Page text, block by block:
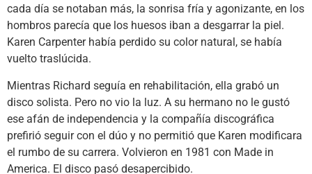
cada día se notaban más, la sonrisa fría y agonizante, en los
hombros parecía que los huesos iban a desgarrar la piel.
Karen Carpenter había perdido su color natural, se había
vuelto traslúcida.
Mientras Richard seguía en rehabilitación, ella grabó un
disco solista. Pero no vio la luz. A su hermano no le gustó
ese afán de independencia y la compañía discográfica
prefirió seguir con el dúo y no permitió que Karen modificara
el rumbo de su carrera. Volvieron en 1981 con Made in
America. El disco pasó desapercibido.